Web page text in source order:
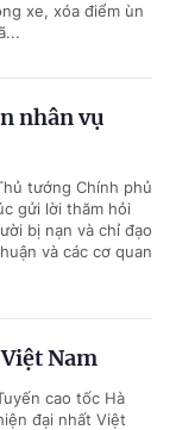
xe, xóa điểm ùn
nhân vụ
tướng Chính phủ
gửi lời thăm hỏi
bị nạn và chỉ đạo
và các cơ quan
Nam
cao tốc Hà
đại nhất Việt